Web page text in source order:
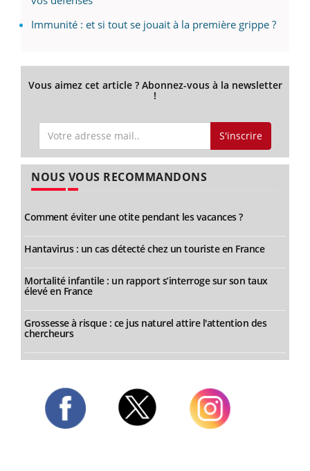
Immunité : et si tout se jouait à la première grippe ?
Vous aimez cet article ? Abonnez-vous à la newsletter
!
S'inscrire
NOUS VOUS RECOMMANDONS
Comment éviter une otite pendant les vacances ?
Hantavirus : un cas détecté chez un touriste en France
Mortalité infantile : un rapport s’interroge sur son taux
élevé en France
Grossesse à risque : ce jus naturel attire l'attention des
chercheurs